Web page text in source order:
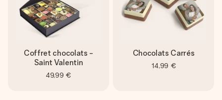
Coffret chocolats -
Saint Valentin
49,99 €
Chocolats Carrés
14,99 €